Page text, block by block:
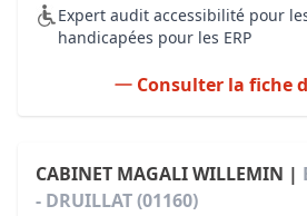
Expert audit accessibilité pour
handicapées pour les ERP
Consulter la fiche
CABINET MAGALI WILLEMIN |
- DRUILLAT (01160)